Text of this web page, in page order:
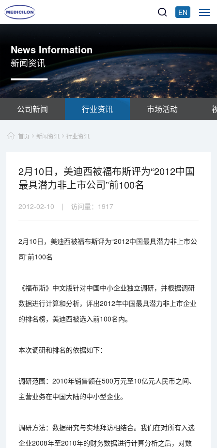
EN
News Information
新闻资讯
公司新闻 行业资讯 市场活动
首页 新闻资讯 行业资讯
2月10日，美迪西被福布斯评为“2012中国
最具潜力非上市公司”前100名
2012-02-10 | 访问量： 1917
2月10日，美迪西被福布斯评为“2012中国最具潜力非上市公
司”前100名
《福布斯》中文版针对中国中小企业独立调研，并根据调研
数据进行计算和分析，评出2012年中国最具潜力非上市企业
的排名榜，美迪西被选入前100名内。
本次调研和排名的依据如下：
调研范围：2010年销售额在500万元至10亿元人民币之间、
主营业务在中国大陆的中小型企业。
调研方法：数据研究与实地拜访相结合。我们在对所有入选
企业2008年至2010年的财务数据进行计算分析之后，对数